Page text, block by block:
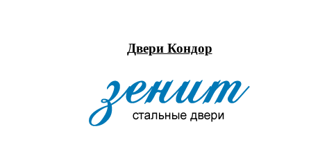
Двери Кондор